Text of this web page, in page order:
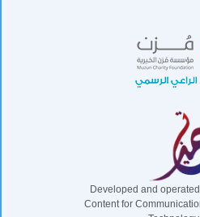
Developed and
Content for